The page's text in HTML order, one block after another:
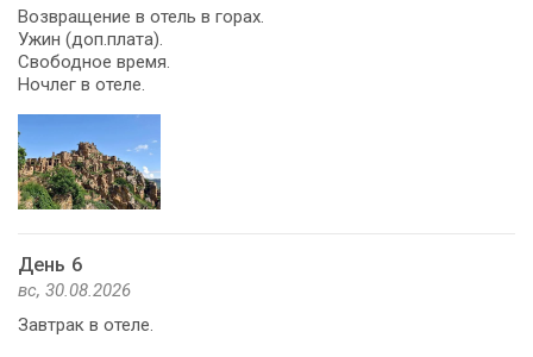
Возвращение в отель в горах.
Ужин (доп.плата).
Свободное время.
Ночлег в отеле.
День 6
вс, 30.08.2026
Завтрак в отеле.